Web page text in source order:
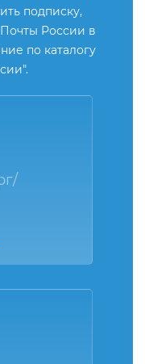
подписку,
России в
по каталогу